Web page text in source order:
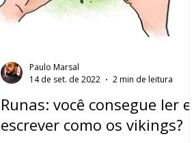
Runas: você consegue ler e
escrever como os vikings?
Paulo Marsal
14 de set. de 2022
2 min de leitura